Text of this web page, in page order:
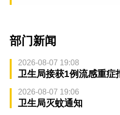
部门新闻
2026-08-07 19:08
卫生局接获1例流感重症
2026-08-07 19:06
卫生局灭蚊通知